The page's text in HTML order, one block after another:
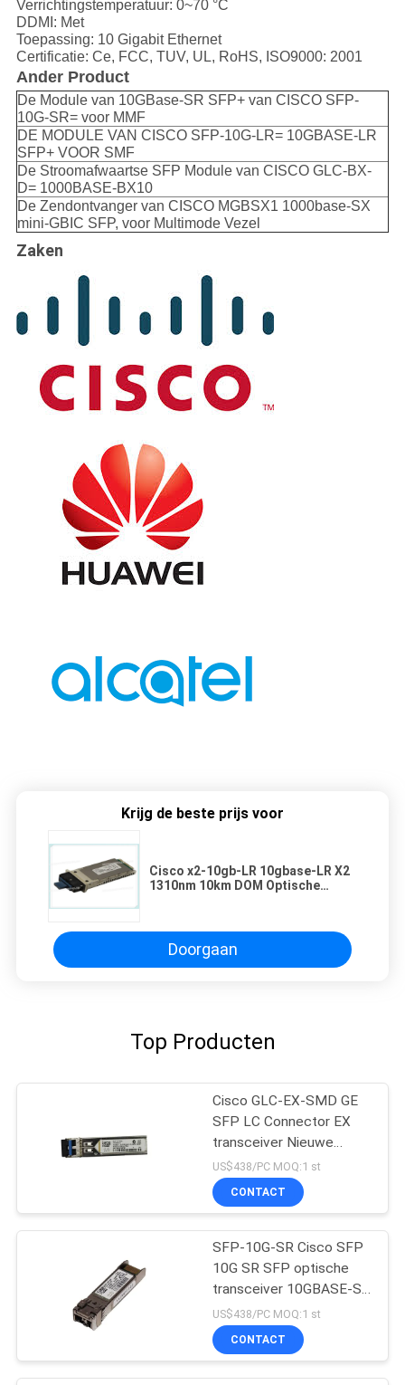
Verrichtingstemperatuur: 0~70 °C
DDMI: Met
Toepassing: 10 Gigabit Ethernet
Certificatie: Ce, FCC, TUV, UL, RoHS, ISO9000: 2001
Ander Product
De Module van 10GBase-SR SFP+ van CISCO SFP-
10G-SR= voor MMF
DE MODULE VAN CISCO SFP-10G-LR= 10GBASE-LR
SFP+ VOOR SMF
De Stroomafwaartse SFP Module van CISCO GLC-BX-
D= 1000BASE-BX10
De Zendontvanger van CISCO MGBSX1 1000base-SX
mini-GBIC SFP, voor Multimode Vezel
Zaken
Krijg de beste prijs voor
Cisco x2-10gb-LR 10gbase-LR X2
1310nm 10km DOM Optische
Doorgaan
Top Producten
Cisco GLC-EX-SMD GE
SFP LC Connector EX
transceiver Nieuwe
Origineel
US$438/PC MOQ:1 st
CONTACT
SFP-10G-SR Cisco SFP
10G SR SFP optische
transceiver 10GBASE-SR
SFP-module
US$438/PC MOQ:1 st
CONTACT